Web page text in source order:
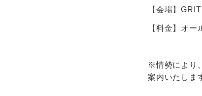
【会場】
【料金】オ
※情勢により
案内いたしま